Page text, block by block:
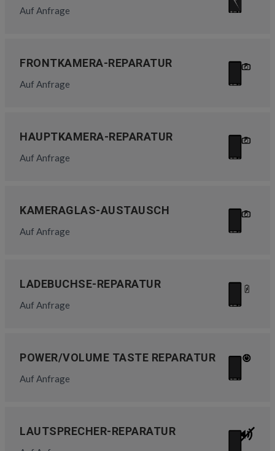
Auf Anfrage
FRONTKAMERA-REPARATUR
Auf Anfrage
HAUPTKAMERA-REPARATUR
Auf Anfrage
KAMERAGLAS-AUSTAUSCH
Auf Anfrage
LADEBUCHSE-REPARATUR
Auf Anfrage
POWER/VOLUME TASTE REPARATUR
Auf Anfrage
LAUTSPRECHER-REPARATUR